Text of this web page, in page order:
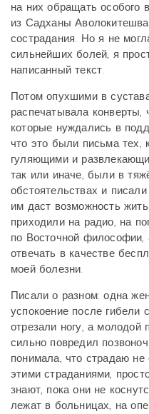
на них обращать особого
из Садханы
сострадания. Но я не
сильнейших болей, я
написанный текст.
Потом опухшими в
распечатывала конверты,
которые нуждались в
что это были письма тех,
гуляющими и
так или иначе, были в
обстоятельствах и
им даст возможность
приходили на радио, на
по Восточной философии,
отвечать в качестве
моей болезни.
Писали о разном: одна
успокоение после гибели
отрезали ногу, а молодой
сильно повредил
понимала, что страдаю
этими страданиями,
знают, пока они не
лежат в больницах, на